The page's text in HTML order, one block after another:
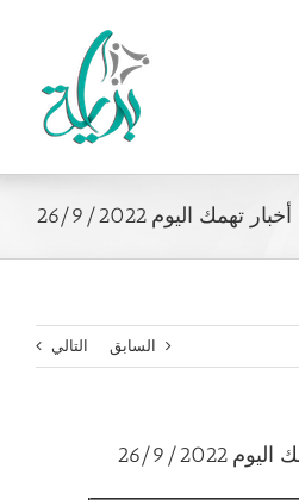
تهمك اليوم 26/9/2022
السابق التالي
26/9/2022